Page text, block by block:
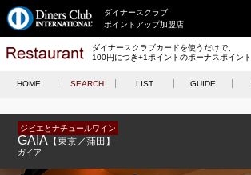
ダイナースクラブ
ポイントアップ加盟店
ダイナースクラブカードを使うだけで、
100円につき+1ポイントのボーナスポイント
HOME SEARCH LIST GUIDE
ジビエとナチュールワイン
GAIA 【東京／蒲田】
ガイア